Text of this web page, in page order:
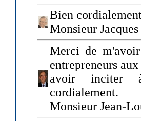
Bien
Monsieur
Merci de
entrepreneurs
avoir inciter
cordialement.
Monsieur Jean-